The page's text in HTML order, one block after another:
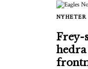
NYHETER
Frey-
hedra